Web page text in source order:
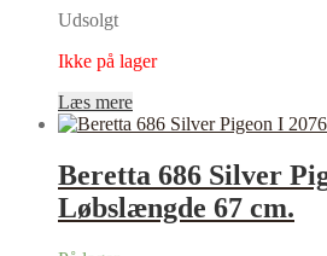
Udsolgt
Ikke på lager
Læs mere
Beretta 686 Silver
Løbslængde 67 cm.